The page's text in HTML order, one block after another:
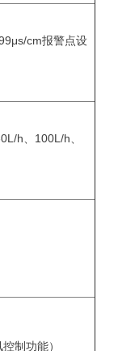
cm报警点设
h、100L/h、
制功能）